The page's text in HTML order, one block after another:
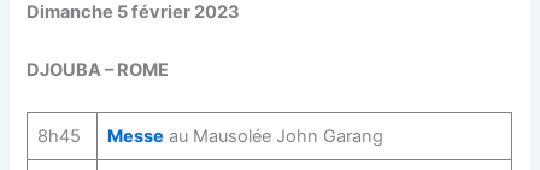
Dimanche 5 février 2023
DJOUBA – ROME
8h45 Messe au Mausolée John Garang